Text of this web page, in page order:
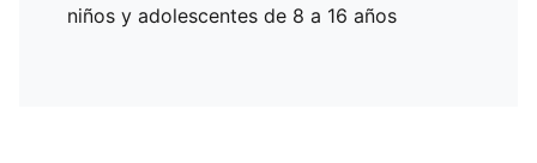
niños y adolescentes de 8 a 16 años